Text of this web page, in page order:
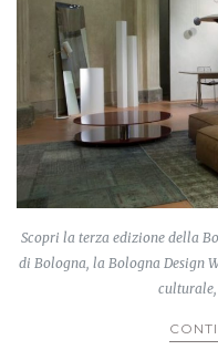
Scopri la terza edizione della
di Bologna, la Bologna Design